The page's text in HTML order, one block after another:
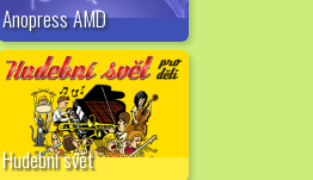
Anopress AMD
Hudební svět